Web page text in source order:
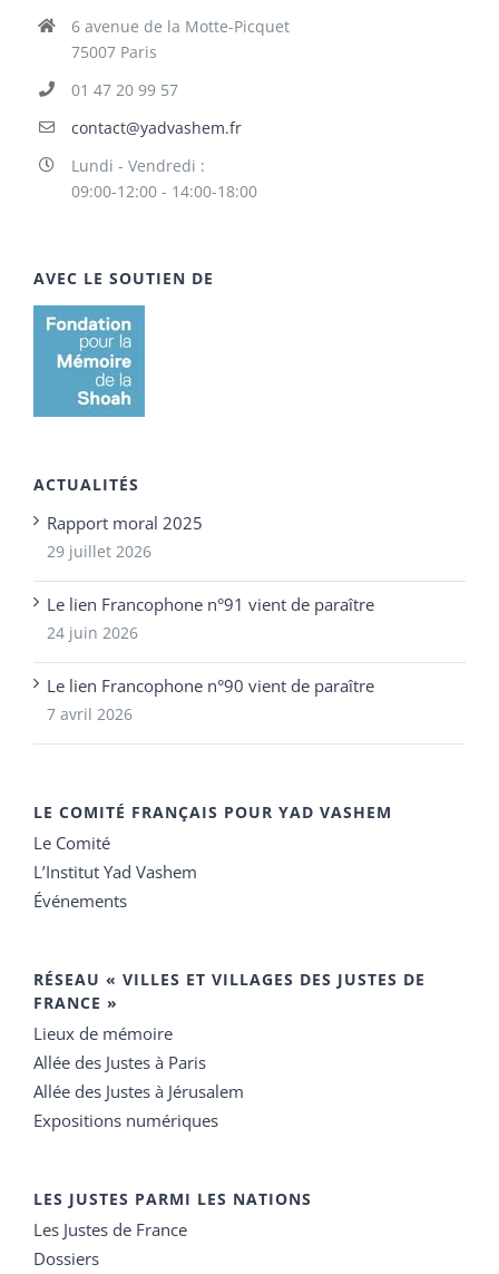
6 avenue de la Motte-Picquet
75007 Paris
01 47 20 99 57
contact@yadvashem.fr
Lundi - Vendredi :
09:00-12:00 - 14:00-18:00
AVEC LE SOUTIEN DE
ACTUALITÉS
Rapport moral 2025
29 juillet 2026
Le lien Francophone n°91 vient de paraître
24 juin 2026
Le lien Francophone n°90 vient de paraître
7 avril 2026
LE COMITÉ FRANÇAIS POUR YAD VASHEM
Le Comité
L’Institut Yad Vashem
Événements
RÉSEAU « VILLES ET VILLAGES DES JUSTES DE
FRANCE »
Lieux de mémoire
Allée des Justes à Paris
Allée des Justes à Jérusalem
Expositions numériques
LES JUSTES PARMI LES NATIONS
Les Justes de France
Dossiers